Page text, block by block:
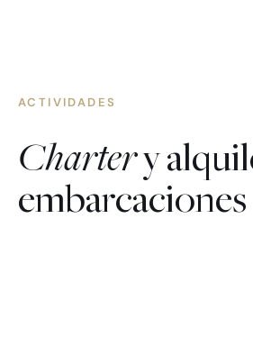
ACTIVIDADES
Chartery
embarcaciones